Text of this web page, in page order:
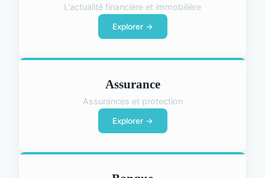
L'actualité financière et immobilière
Explorer →
Assurance
Assurances et protection
Explorer →